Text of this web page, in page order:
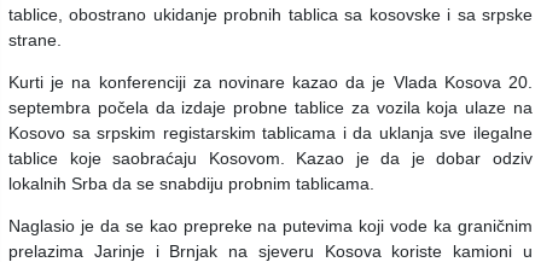
tablice, obostrano ukidanje probnih tablica sa kosovske i sa srpske
strane.
Kurti je na konferenciji za novinare kazao da je Vlada Kosova 20.
septembra počela da izdaje probne tablice za vozila koja ulaze na
Kosovo sa srpskim registarskim tablicama i da uklanja sve ilegalne
tablice koje saobraćaju Kosovom. Kazao je da je dobar odziv
lokalnih Srba da se snabdiju probnim tablicama.
Naglasio je da se kao prepreke na putevima koji vode ka graničnim
prelazima Jarinje i Brnjak na sjeveru Kosova koriste kamioni u